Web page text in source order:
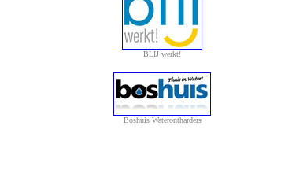
BLIJ werkt!
Boshuis Waterontharders